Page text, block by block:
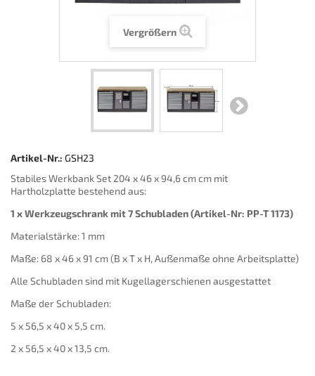
Vergrößern
Artikel-Nr.: GSH23
Stabiles Werkbank Set 204 x 46 x 94,6 cm cm mit
Hartholzplatte bestehend aus:
1 x Werkzeugschrank mit 7 Schubladen (Artikel-Nr: PP-T 1173)
Materialstärke: 1 mm
Maße: 68 x 46 x 91 cm (B x T x H, Außenmaße ohne Arbeitsplatte)
Alle Schubladen sind mit Kugellagerschienen ausgestattet
Maße der Schubladen:
5 x 56,5 x 40 x 5,5 cm.
2 x 56,5 x 40 x 13,5 cm.